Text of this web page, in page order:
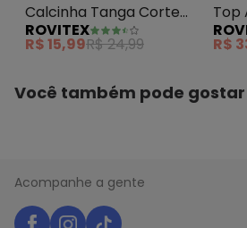
Calcinha Tanga Corte
a Laser Basic Pro Preto
ROVITEX
R$ 15,99R$ 24,99
Top
R$
Você também pode gostar
Acompanhe a gente